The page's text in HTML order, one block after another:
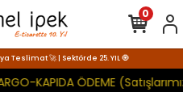
Teslimat 🚀 | Sektörde 25. YIL 🧿
KAPIDA ÖDEME
0